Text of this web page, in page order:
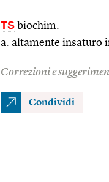
TS biochim.
a. altamente insaturo
Correzioni e
Condividi